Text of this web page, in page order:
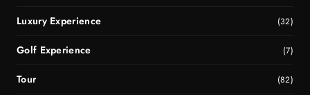
Luxury Experience (32)
Golf Experience (7)
Tour (82)